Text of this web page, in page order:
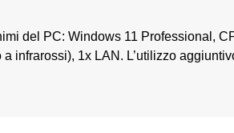
del PC: Windows 11 Professional,
infrarossi), 1x LAN. L’utilizzo